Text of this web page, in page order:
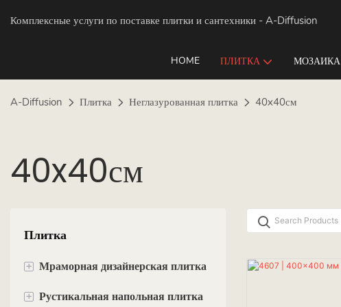
Комплексные услуги по поставке плитки и сантехники - A-Diffusion
HOME ПЛИТКА МОЗАИКА
A-Diffusion Плитка Неглазурованная плитка 40x40см
40x40см
Плитка
+ Мраморная дизайнерская плитка
60x60см
+ Рустикальная напольная плитка